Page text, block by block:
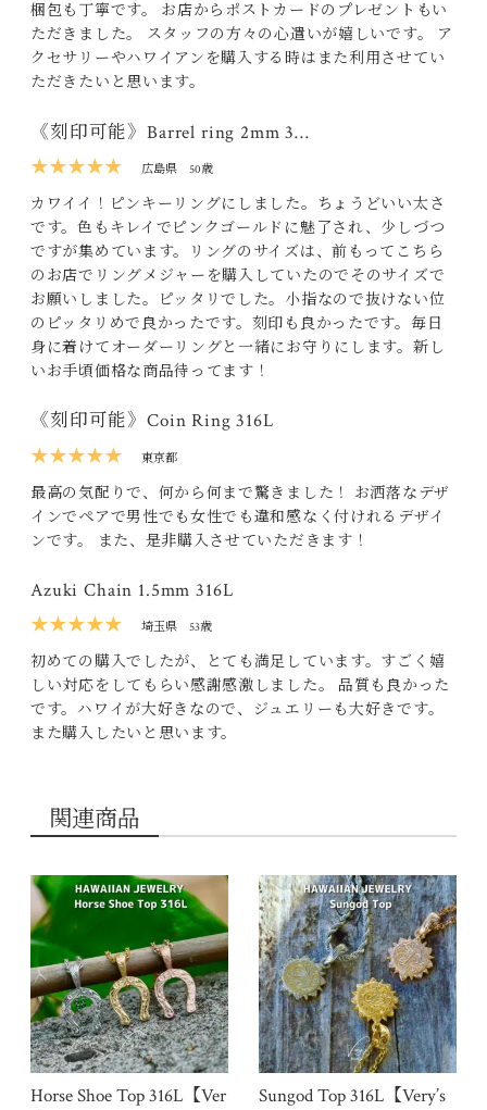
梱包も丁寧です。 お店からポストカードのプレゼントもい
ただきました。 スタッフの方々の心遣いが嬉しいです。 ア
クセサリーやハワイアンを購入する時はまた利用させてい
ただきたいと思います。
《刻印可能》Barrel ring 2mm 3…
★★★★★
広島県 50歳
カワイイ！ピンキーリングにしました。ちょうどいい太さ
です。色もキレイでピンクゴールドに魅了され、少しづつ
ですが集めています。リングのサイズは、前もってこちら
のお店でリングメジャーを購入していたのでそのサイズで
お願いしました。ピッタリでした。小指なので抜けない位
のピッタリめで良かったです。刻印も良かったです。毎日
身に着けてオーダーリングと一緒にお守りにします。新し
いお手頃価格な商品待ってます！
《刻印可能》Coin Ring 316L
★★★★★
東京都
最高の気配りで、何から何まで驚きました！ お洒落なデザ
インでペアで男性でも女性でも違和感なく付けれるデザイ
ンです。 また、是非購入させていただきます！
Azuki Chain 1.5mm 316L
★★★★★
埼玉県 53歳
初めての購入でしたが、とても満足しています。すごく嬉
しい対応をしてもらい感謝感激しました。 品質も良かった
です。ハワイが大好きなので、ジュエリーも大好きです。
また購入したいと思います。
関連商品
Horse Shoe Top 316L【Ver
Sungod Top 316L【Very’s